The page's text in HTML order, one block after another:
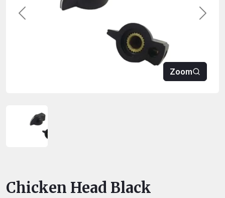
Vorherige
Zoom
Chicken Head Black